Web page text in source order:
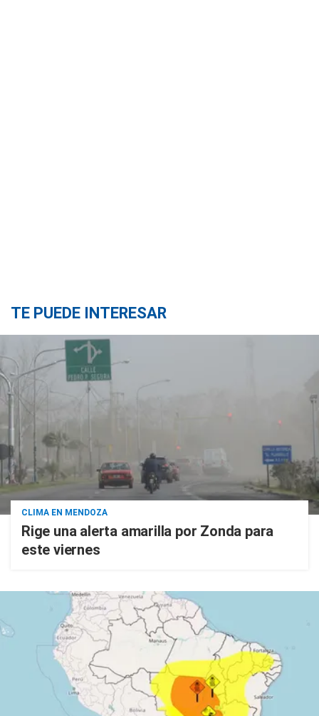
TE PUEDE INTERESAR
CLIMA EN MENDOZA
Rige una alerta amarilla por Zonda para
este viernes